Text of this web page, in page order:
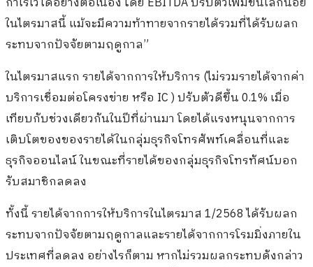
ในไตรมาสนี้ แม้จะมีความท้าทายจากรายได้รวมที่ได้รับผลก
ระทบจากปัจจัยตามฤดูกาล”
ในไตรมาสแรก รายได้จากการให้บริการ (ไม่รวมรายได้จากค่า
บริการเชื่อมต่อโครงข่าย หรือ IC ) ปรับตัวดีขึ้น 0.1% เมื่อ
เทียบกับช่วงเดียวกันในปีที่ผ่านมา โดยได้แรงหนุนจากการ
เติบโตของของรายได้ในกลุ่มธุรกิจโทรศัพท์เคลื่อนที่และ
ธุรกิจออนไลน์ ในขณะที่รายได้ของกลุ่มธุรกิจโทรทัศน์บอก
รับสมาชิกลดลง
ทั้งนี้ รายได้จากการให้บริการในไตรมาส 1/2568 ได้รับผลก
ระทบจากปัจจัยตามฤดูกาลและรายได้จากการโรมมิ่งภายใน
ประเทศที่ลดลง อย่างไรก็ตาม หากไม่รวมผลกระทบดังกล่าว